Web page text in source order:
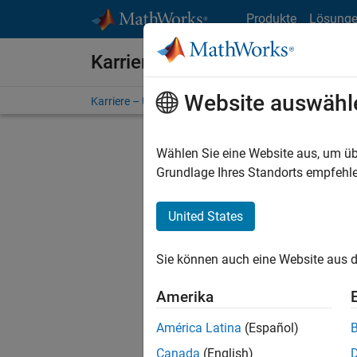
Produkte
Karriere bei MathWorks
Karriere – Übersicht Stellensuche
FILTER:
Stellen
Es
Region
Website
Wählen Sie eine Website aus, um
Grundlage Ihres Standorts
United States
Sie können auch eine Website aus
Amerika
América Latina (Español)
Canada (English)